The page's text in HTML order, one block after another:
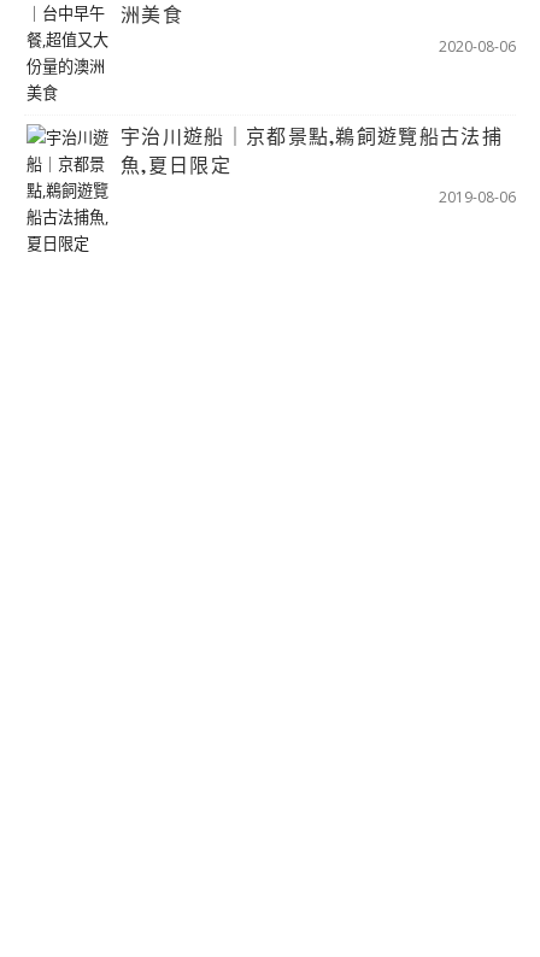
洲美食
2020-08-06
宇治川遊船｜京都景點,鵜飼遊覽船古法捕
魚,夏日限定
2019-08-06